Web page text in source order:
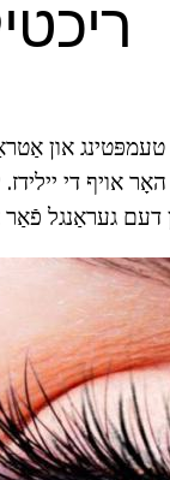
און
אויף די יילידז.
דעם געראַנגל פֿאַר